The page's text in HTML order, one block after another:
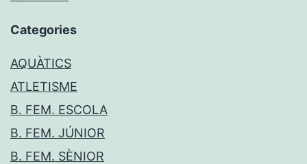
Categories
AQUÀTICS
ATLETISME
B. FEM. ESCOLA
B. FEM. JÚNIOR
B. FEM. SÈNIOR